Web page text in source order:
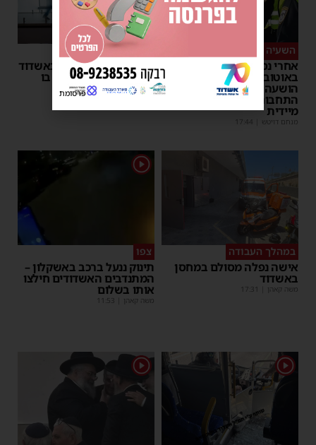
השעיה מיידית
אחרי נסיעת האימים
באוטובוס מאשדוד: הנהג
הושעה מתפקידו – משרד
התחבורה הורה על בדיקה
מיידית
מנחם דויטש 17:44
ליבו שב לפעום
אדם התמוטט בביתו באשדוד
– כוחות ההצלה ביצעו בו
פעולות החייאה
17:35
במהלך העבודה
אישה נפלה מסולם במחסן
באשדוד
משה קאהן 17:31
1
צפו
תינוק ננעל ברכב באשקלון –
המתנדבים האשדודים חילצו
אותו בשלום
משה קאהן 11:53
1
1
פרסומת